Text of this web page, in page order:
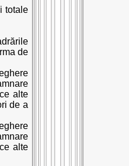
totale
de
alte
de a
alte